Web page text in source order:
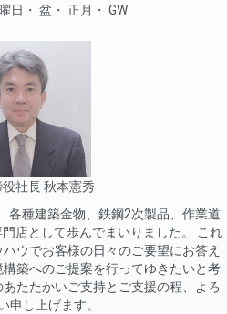
日 盆 正月 GW
社長 秋本憲秀
各種建築金物、鉄鋼2次製品、作業道
店として歩んでまいりました。 これ
ウでお客様の日々のご要望にお答え
築へのご提案を行ってゆきたいと考
たたかいご支持とご支援の程、よろ
申し上げます。